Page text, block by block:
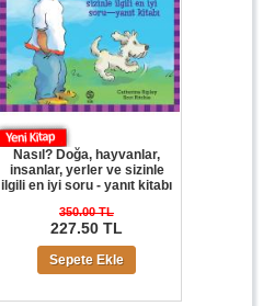
Nasıl? Doğa, hayvanlar,
insanlar, yerler ve sizinle
ilgili en iyi soru - yanıt kitabı
350.00 TL
227.50 TL
Sepete Ekle